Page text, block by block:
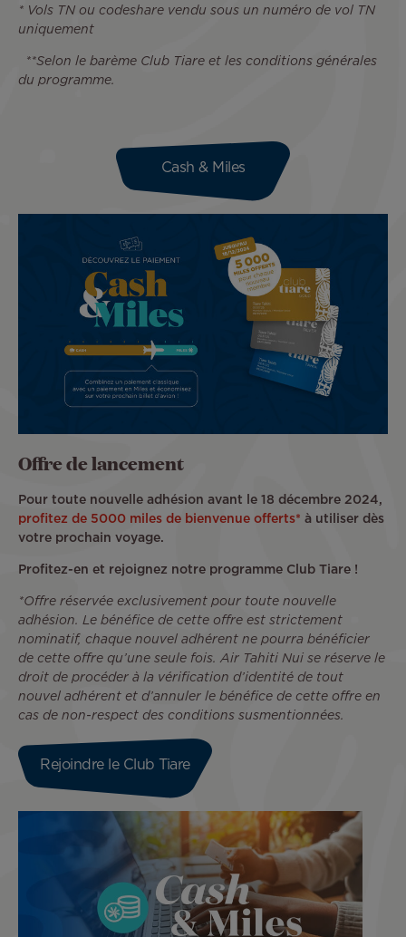
* Vols TN ou codeshare vendu sous un numéro de vol TN
uniquement
**Selon le barème Club Tiare et les conditions générales
du programme.
Cash & Miles
Offre de lancement
Pour toute nouvelle adhésion avant le 18 décembre 2024,
profitez de 5000 miles de bienvenue offerts* à utiliser dès
votre prochain voyage.
Profitez-en et rejoignez notre programme Club Tiare !
*Offre réservée exclusivement pour toute nouvelle
adhésion. Le bénéfice de cette offre est strictement
nominatif, chaque nouvel adhérent ne pourra bénéficier
de cette offre qu’une seule fois. Air Tahiti Nui se réserve le
droit de procéder à la vérification d’identité de tout
nouvel adhérent et d’annuler le bénéfice de cette offre en
cas de non-respect des conditions susmentionnées.
Rejoindre le Club Tiare